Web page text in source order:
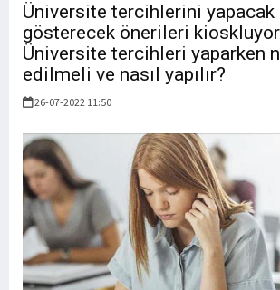
Üniversite tercihlerini yapacak
gösterecek önerileri
Üniversite tercihleri yaparken
edilmeli ve nasıl yapılır?
26-07-2022 11:50